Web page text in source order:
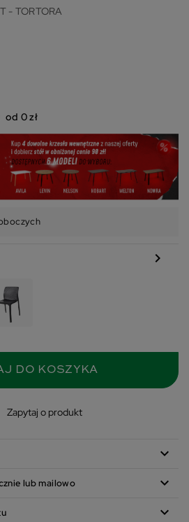
- TORTORA
od 0 zł
chevron_right
DO KOSZYKA
Zapytaj o produkt
expand_more
lub mailowo expand_more
expand_more